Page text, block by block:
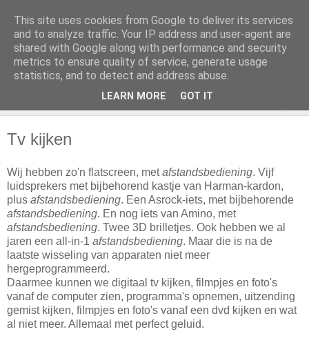
Tv kijken
Wij hebben zo'n flatscreen, metafstandsbediening. Vijf
luidsprekers met bijbehorend kastje van Harman-kardon,
plus afstandsbediening. Een Asrock-iets, met bijbehorende
afstandsbediening. En nog iets van Amino, met
afstandsbediening. Twee 3D brilletjes. Ook hebben we al
jaren een all-in-1 afstandsbediening. Maar die is na de
laatste wisseling van apparaten niet meer
hergeprogrammeerd.
Daarmee kunnen we digitaal tv kijken, filmpjes en foto's
vanaf de computer zien, programma's opnemen, uitzending
gemist kijken, filmpjes en foto's vanaf een dvd kijken en wat
al niet meer. Allemaal met perfect geluid.
This site uses cookies from Google to deliver its services
and to analyze traffic. Your IP address and user-agent are
shared with Google along with performance and security
metrics to ensure quality of service, generate usage
statistics, and to detect and address abuse.
LEARN MORE GOT IT